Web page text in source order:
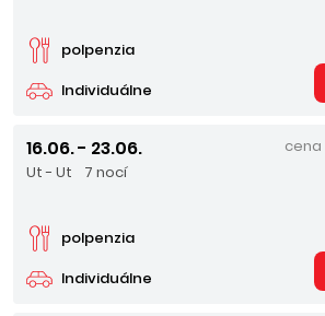
Individuálne
polpenzia
16.06. - 23.06.
Ut - Ut 7 nocí
Individuálne
polpenzia
cena